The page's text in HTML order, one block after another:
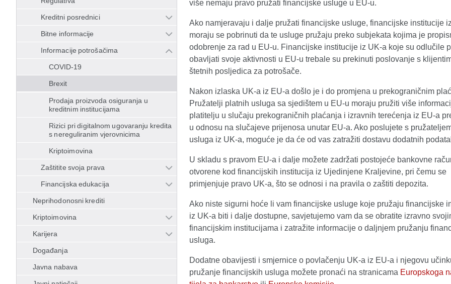
Kreditni posrednici
Bitne informacije
Informacije potrošačima
COVID-19
Brexit
Prodaja proizvoda osiguranja u
kreditnim institucijama
Rizici pri digitalnom ugovaranju kredita
s nereguliranim vjerovnicima
Kriptoimovina
Zaštitite svoja prava
Financijska edukacija
Neprihodonosni krediti
Kriptoimovina
Karijera
Događanja
Javna nabava
više nemaju pravo pružati financijske usluge u EU-u.
Ako namjeravaju i dalje pružati financijske usluge, financijske institucije
moraju se pobrinuti da te usluge pružaju preko subjekata kojima je
odobrenje za rad u EU-u. Financijske institucije iz UK-a koje su odlučile
obavljati svoje aktivnosti u EU-u trebale su prekinuti poslovanje s
štetnih posljedica za potrošače.
Nakon izlaska UK-a iz EU-a došlo je i do promjena u prekograničnim
Pružatelji platnih usluga sa sjedištem u EU-u moraju pružiti više
platitelju u slučaju prekograničnih plaćanja i izravnih terećenja iz EU-a
u odnosu na slučajeve prijenosa unutar EU-a. Ako poslujete s
usluga iz UK-a, moguće je da će od vas zatražiti dostavu dodatnih
U skladu s pravom EU-a i dalje možete zadržati postojeće bankovne
otvorene kod financijskih institucija iz Ujedinjene Kraljevine, pri čemu se
primjenjuje pravo UK-a, što se odnosi i na pravila o zaštiti depozita.
Ako niste sigurni hoće li vam financijske usluge koje pružaju financijske
iz UK-a biti i dalje dostupne, savjetujemo vam da se obratite izravno
financijskim institucijama i zatražite informacije o daljnjem pružanju
usluga.
Dodatne obavijesti i smjernice o povlačenju UK-a iz EU-a i njegovu
pružanje financijskih usluga možete pronaći na stranicama Europskoga